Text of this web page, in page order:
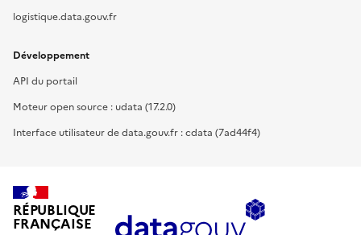
logistique.data.gouv.fr
Développement
API du portail
Moteur open source : udata (17.2.0)
Interface utilisateur de data.gouv.fr : cdata (7ad44f4)
RÉPUBLIQUE
FRANÇAISE